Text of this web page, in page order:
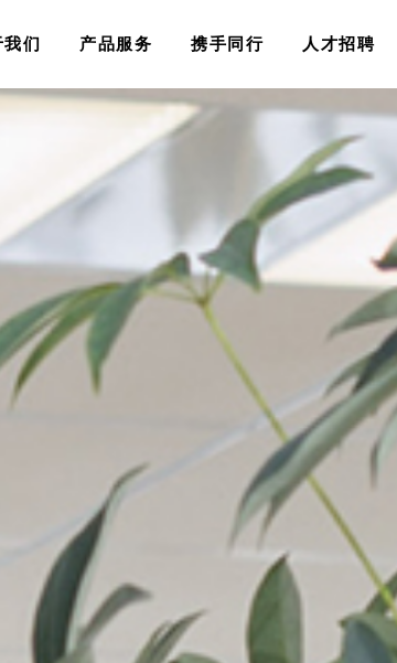
我们 产品服务 携手同行 人才招聘